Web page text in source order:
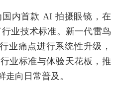
内首款 AI 拍摄眼镜，在
业技术标准。新一代雷鸟
业痛点进行系统性升级，
业标准与体验天花板，推
向日常普及。